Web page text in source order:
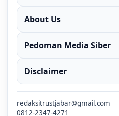
About Us
Pedoman Media Siber
Disclaimer
redaksitrustjabar@gmail.com
0812-2347-4271